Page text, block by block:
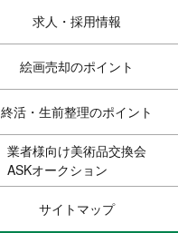
求人・採用情報
絵画売却のポイント
終活・生前整理のポイント
業者様向け美術品交換会
ASKオークション
サイトマップ